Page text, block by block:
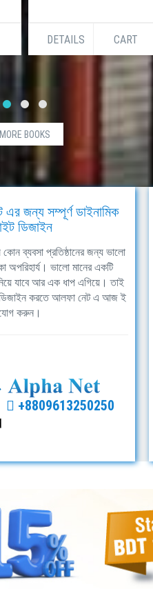
DETAILS CART
MORE BOOKS
জন্য সম্পূর্ণ ডাইনামিক
ডিজাইন
ব্যবসা প্রতিষ্ঠানের জন্য ভালো
অপরিহার্য। ভালো মানের একটি
যাবে আর এক ধাপ এগিয়ে। তাই
ডিজাইন করতে আলফা নেট এ আজ ই
করুন।
+8809613250250